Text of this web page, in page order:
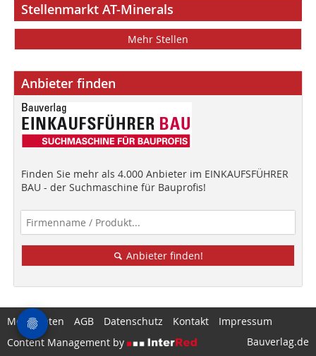
Stellenmarkt AT-Minerals
Mehr Stellen
Anbieter finden
Finden Sie mehr als 4.000 Anbieter im EINKAUFSFÜHRER
BAU - der Suchmaschine für Bauprofis!
Anbieter finden!
Mediadaten AGB Datenschutz Kontakt
Impressum
Content Management by
Bauverlag.de